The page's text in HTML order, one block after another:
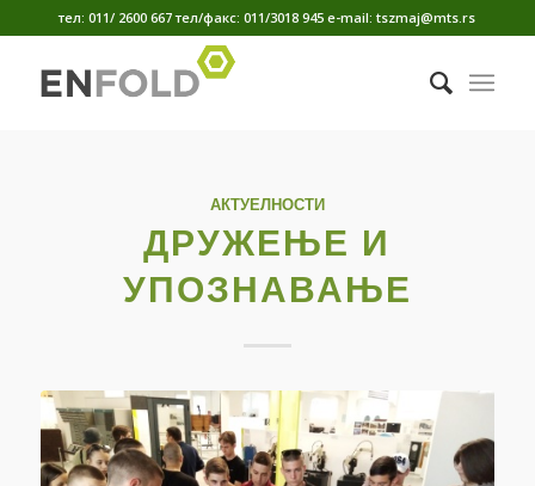
тел: 011/ 2600 667 тел/факс: 011/3018 945 е-mail: tszmaj@mts.rs
АКТУЕЛНОСТИ
ДРУЖЕЊЕ И
УПОЗНАВАЊЕ